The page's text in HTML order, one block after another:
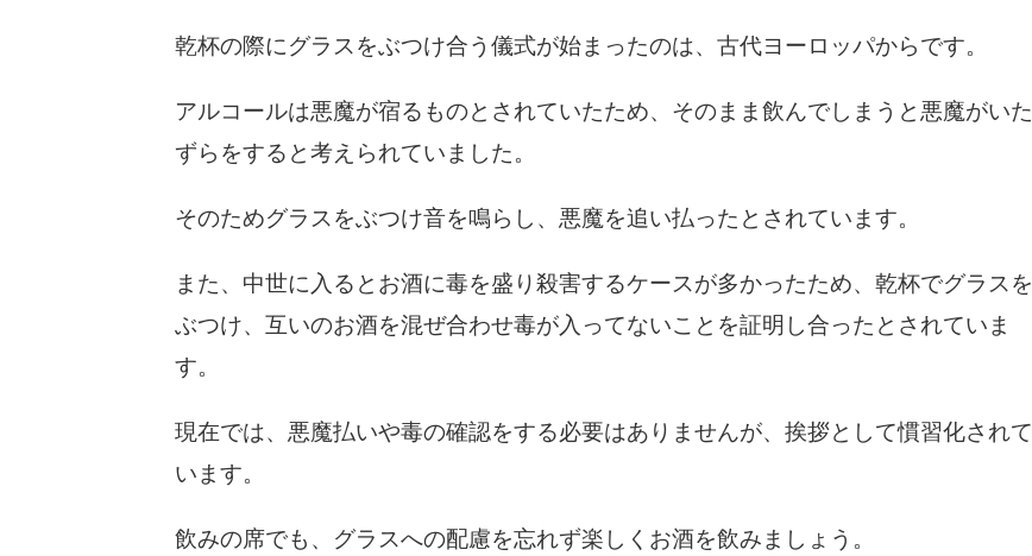
乾杯の際にグラスをぶつけ合う儀式が始まったのは、古代ヨーロッパからです。
アルコールは悪魔が宿るものとされていたため、そのまま飲んでしまうと悪魔がいた
ずらをすると考えられていました。
そのためグラスをぶつけ音を鳴らし、悪魔を追い払ったとされています。
また、中世に入るとお酒に毒を盛り殺害するケースが多かったため、乾杯でグラスを
ぶつけ、互いのお酒を混ぜ合わせ毒が入ってないことを証明し合ったとされていま
す。
現在では、悪魔払いや毒の確認をする必要はありませんが、挨拶として慣習化されて
います。
飲みの席でも、グラスへの配慮を忘れず楽しくお酒を飲みましょう。